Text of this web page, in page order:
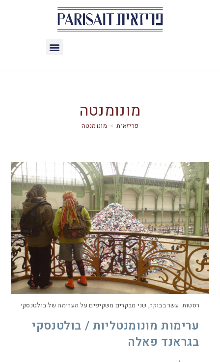
מונומנטה
> מונומנטה
רסטות. עשר בבוקר, שני מבקרים משקיפים על הערימה של בולטנסקי
ערימות מונומנטליות / בולטנסקי
בגראנד פאלה